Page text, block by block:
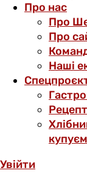
Про нас
Про
Про
Наші
Увійти